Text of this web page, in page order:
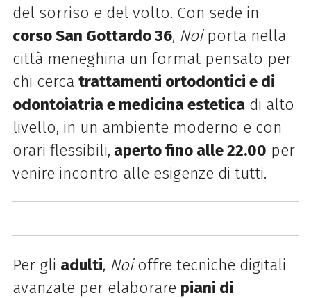
del sorriso e del volto. Con sede in
corso San Gottardo 36, Noi porta nella
città meneghina un format pensato per
chi cerca trattamenti ortodontici e di
odontoiatria e medicina esteticadi alto
livello, in un ambiente moderno e con
orari flessibili, aperto fino alle 22.00 per
venire incontro alle esigenze di tutti.
Per gli adulti, Noioffre tecniche digitali
avanzate per elaborare piani di